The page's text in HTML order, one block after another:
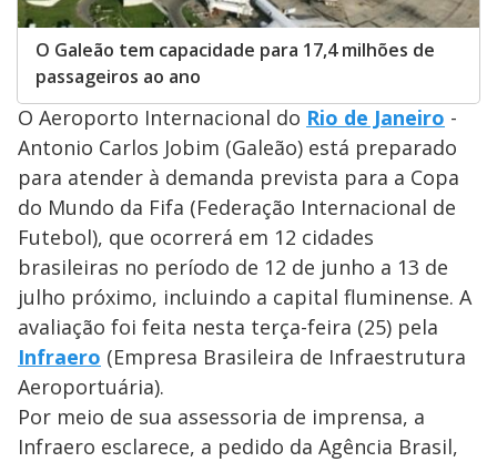
O Galeão tem capacidade para 17,4 milhões de
passageiros ao ano
O Aeroporto Internacional do Rio de Janeiro -
Antonio Carlos Jobim (Galeão) está preparado
para atender à demanda prevista para a Copa
do Mundo da Fifa (Federação Internacional de
Futebol), que ocorrerá em 12 cidades
brasileiras no período de 12 de junho a 13 de
julho próximo, incluindo a capital fluminense. A
avaliação foi feita nesta terça-feira (25) pela
Infraero (Empresa Brasileira de Infraestrutura
Aeroportuária).
Por meio de sua assessoria de imprensa, a
Infraero esclarece, a pedido da Agência Brasil,